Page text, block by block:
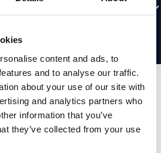
content and ads, to
and to analyse our traffic.
about your use of our site with
and analytics partners who
information that you’ve
they’ve collected from your use
Z O.O. ALLE RECHTE VORBEHALTEN.
SITE CREDITS
OBEN GEHEN